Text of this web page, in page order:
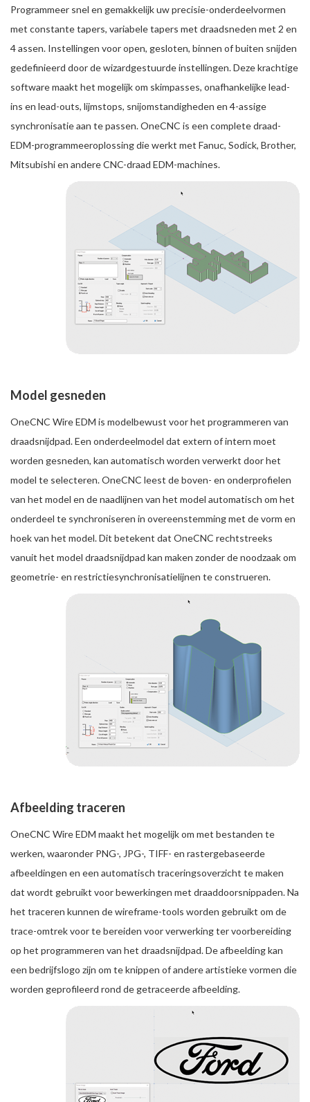
Programmeer snel en gemakkelijk uw precisie-onderdeelvormen
met constante tapers, variabele tapers met draadsneden met 2 en
4 assen. Instellingen voor open, gesloten, binnen of buiten snijden
gedefinieerd door de wizardgestuurde instellingen. Deze krachtige
software maakt het mogelijk om skimpasses, onafhankelijke lead-
ins en lead-outs, lijmstops, snijomstandigheden en 4-assige
synchronisatie aan te passen. OneCNC is een complete draad-
EDM-programmeeroplossing die werkt met Fanuc, Sodick, Brother,
Mitsubishi en andere CNC-draad EDM-machines.
Model gesneden
OneCNC Wire EDM is modelbewust voor het programmeren van
draadsnijdpad. Een onderdeelmodel dat extern of intern moet
worden gesneden, kan automatisch worden verwerkt door het
model te selecteren. OneCNC leest de boven- en onderprofielen
van het model en de naadlijnen van het model automatisch om het
onderdeel te synchroniseren in overeenstemming met de vorm en
hoek van het model. Dit betekent dat OneCNC rechtstreeks
vanuit het model draadsnijdpad kan maken zonder de noodzaak om
geometrie- en restrictiesynchronisatielijnen te construeren.
Afbeelding traceren
OneCNC Wire EDM maakt het mogelijk om met bestanden te
werken, waaronder PNG-, JPG-, TIFF- en rastergebaseerde
afbeeldingen en een automatisch traceringsoverzicht te maken
dat wordt gebruikt voor bewerkingen met draaddoorsnippaden. Na
het traceren kunnen de wireframe-tools worden gebruikt om de
trace-omtrek voor te bereiden voor verwerking ter voorbereiding
op het programmeren van het draadsnijdpad. De afbeelding kan
een bedrijfslogo zijn om te knippen of andere artistieke vormen die
worden geprofileerd rond de getraceerde afbeelding.